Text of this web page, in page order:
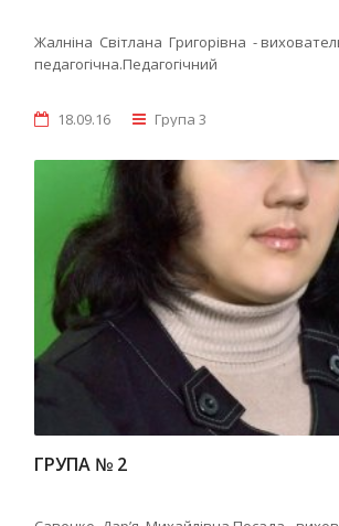
Жалніна Світлана Григорівна -
педагогічна.Педагогічний
18.09.16 Група 3
ГРУПА № 2